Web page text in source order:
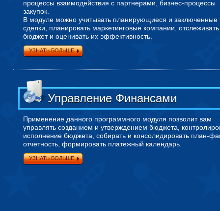
процессы взаимодействия с партнерами, бизнес-процессы
закупок.
В модуле можно учитывать планирующиеся и заключенные
сделки, планировать маркетинговые компании,
бюджет и оценивать их эффективность.
УЗНАТЬ БОЛЬШЕ
Управление Финансами
Применение данного программного модуля позволит вам
управлять созданием и утверждением бюджета,
исполнение бюджета, собирать и консолидировать план-
отчетность, формировать платежный календарь.
УЗНАТЬ БОЛЬШЕ